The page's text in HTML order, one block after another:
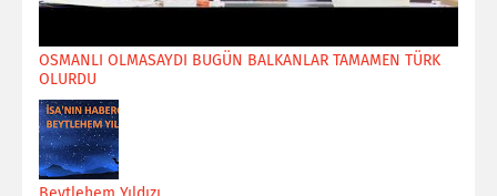
OSMANLI OLMASAYDI BUGÜN BALKANLAR TAMAMEN TÜRK
OLURDU